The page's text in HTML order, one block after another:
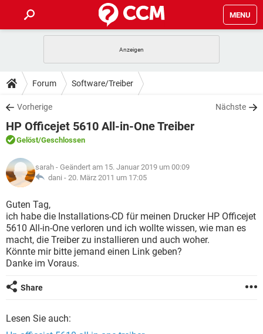
MENU
ANDROID IOS
WINDOWS 10
WHATSAPP TIKTOK
FACEBOOK
TIPPS & TRICKS
SPIELE
WINDOWS 10
WHATSAPP
FACEBOOK HARDWARE
DOWNLOADS
SPIELE STREAMING
ANDROID
WINDOWS 10 INSTAGRAM
WHATSAPP
FACEBOOK
FORUM
SPIELE
ANDROID IOS
WHATSAPP TIKTOK
FACEBOOK HARDWARE
LEXIKON
SPIELE
ANDROID
WINDOWS 10 INSTAGRAM
WHATSAPP TIKTOK
FACEBOOK
Forum Software/Treiber
Vorherige Nächste
HP Officejet 5610 All-in-One Treiber
Gelöst/Geschlossen
sarah - Geändert am 15. Januar 2019 um 00:09
dani - 20. März 2011 um 17:05
Guten Tag,
ich habe die Installations-CD für meinen Drucker HP Officejet
5610 All-in-One verloren und ich wollte wissen, wie man es
macht, die Treiber zu installieren und auch woher.
Könnte mir bitte jemand einen Link geben?
Danke im Voraus.
Share
Lesen Sie auch: